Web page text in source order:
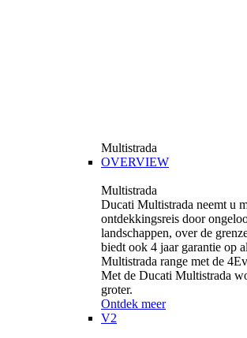
Multistrada
OVERVIEW
Multistrada
Ducati Multistrada neemt u
ontdekkingsreis door
landschappen, over de
biedt ook 4 jaar garantie op
Multistrada range met de
Met de Ducati Multistrada
groter.
Ontdek meer
V2